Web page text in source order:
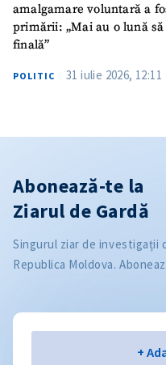
amalgamare voluntară a
primării: „Mai au o lună să
finală”
POLITIC 31 iulie 2026, 12:11
Abonează-te la
Ziarul de Gardă
Singurul ziar de investigații
Republica Moldova.
+